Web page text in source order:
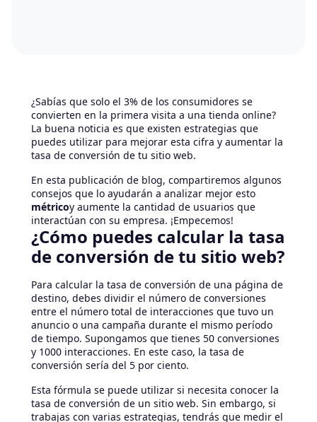
¿Sabías que solo el 3% de los consumidores se
convierten en la primera visita a una tienda online?
La buena noticia es que existen estrategias que
puedes utilizar para mejorar esta cifra y aumentar la
tasa de conversión de tu sitio web.
En esta publicación de blog, compartiremos algunos
consejos que lo ayudarán a analizar mejor esto
métricoy aumente la cantidad de usuarios que
interactúan con su empresa. ¡Empecemos!
¿Cómo puedes calcular la tasa
de conversión de tu sitio web?
Para calcular la tasa de conversión de una página de
destino, debes dividir el número de conversiones
entre el número total de interacciones que tuvo un
anuncio o una campaña durante el mismo período
de tiempo. Supongamos que tienes 50 conversiones
y 1000 interacciones. En este caso, la tasa de
conversión sería del 5 por ciento.
Esta fórmula se puede utilizar si necesita conocer la
tasa de conversión de un sitio web. Sin embargo, si
trabajas con varias estrategias, tendrás que medir el